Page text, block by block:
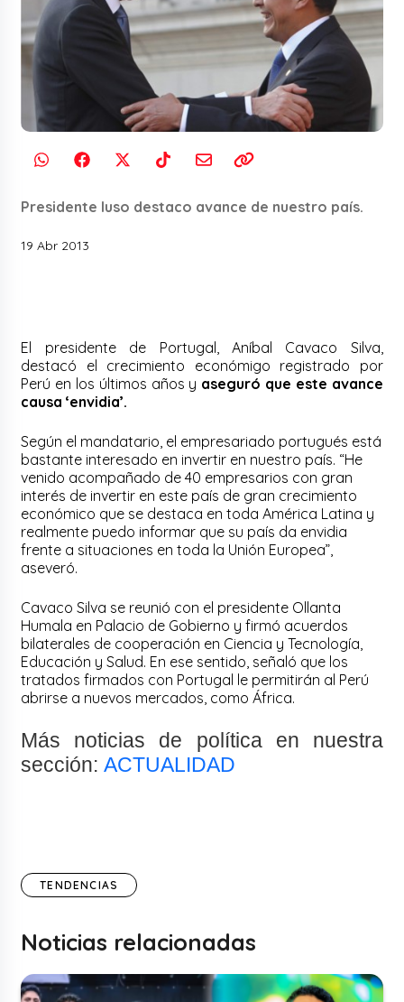
Presidente luso destaco avance de nuestro país.
19 Abr 2013
El presidente de Portugal, Aníbal Cavaco Silva,
destacó el crecimiento económigo registrado por
Perú en los últimos años y aseguró que este avance
causa ‘envidia’.
Según el mandatario, el empresariado portugués está
bastante interesado en invertir en nuestro país. “He
venido acompañado de 40 empresarios con gran
interés de invertir en este país de gran crecimiento
económico que se destaca en toda América Latina y
realmente puedo informar que su país da envidia
frente a situaciones en toda la Unión Europea”,
aseveró.
Cavaco Silva se reunió con el presidente Ollanta
Humala en Palacio de Gobierno y firmó acuerdos
bilaterales de cooperación en Ciencia y Tecnología,
Educación y Salud. En ese sentido, señaló que los
tratados firmados con Portugal le permitirán al Perú
abrirse a nuevos mercados, como África.
Más noticias de política en nuestra
sección: ACTUALIDAD
TENDENCIAS
Noticias relacionadas